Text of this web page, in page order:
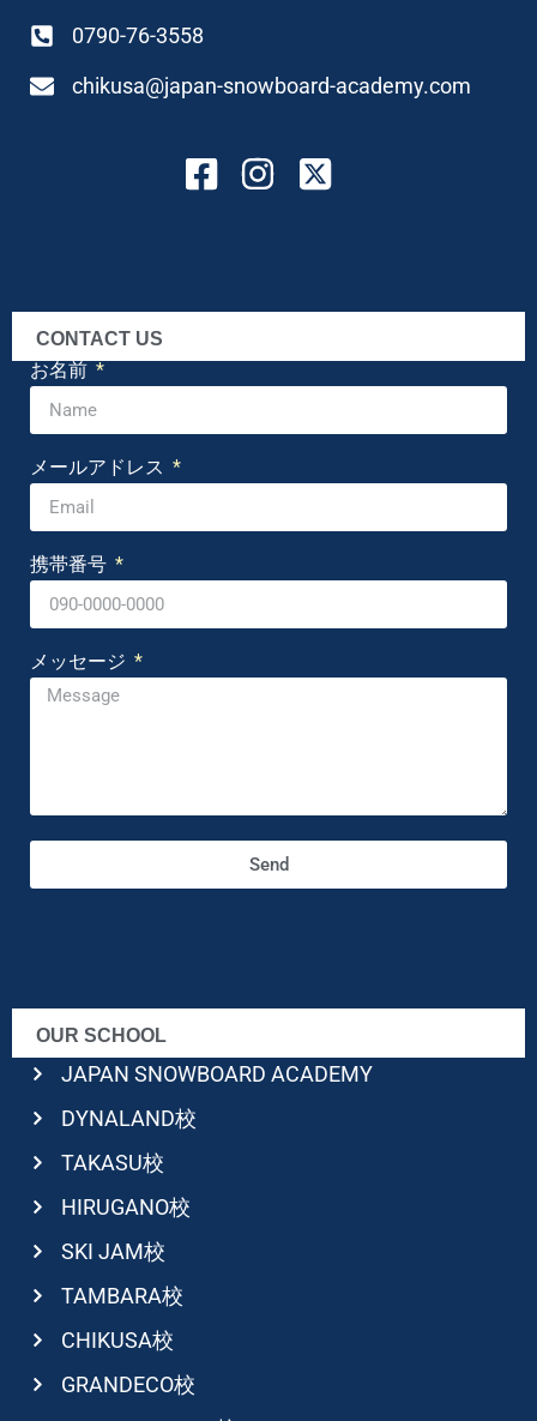
0790-76-3558
chikusa@japan-snowboard-academy.com
CONTACT US
お名前
メールアドレス
携帯番号
メッセージ
Send
OUR SCHOOL
JAPAN SNOWBOARD ACADEMY
DYNALAND校
TAKASU校
HIRUGANO校
SKI JAM校
TAMBARA校
CHIKUSA校
GRANDECO校